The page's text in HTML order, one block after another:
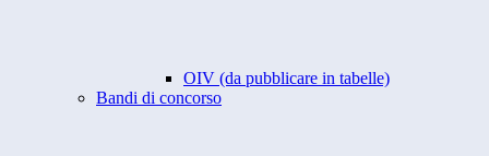
OIV (da pubblicare in tabelle)
Bandi di concorso